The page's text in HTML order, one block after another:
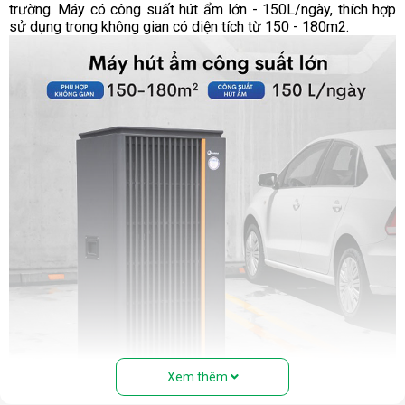
trường. Máy có công suất hút ẩm lớn - 150L/ngày, thích hợp
sử dụng trong không gian có diện tích từ 150 - 180m2.
Xem thêm